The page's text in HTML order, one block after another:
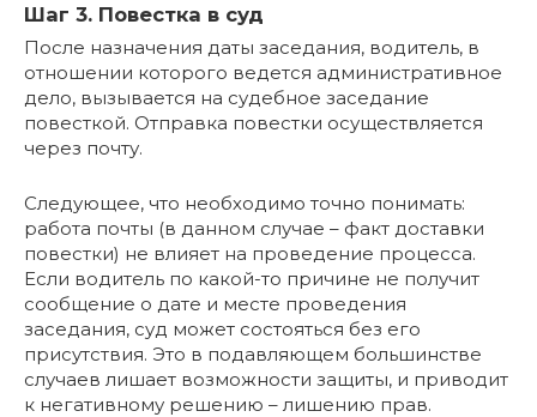
Шаг 3. Повестка в суд
После назначения даты заседания, водитель, в
отношении которого ведется административное
дело, вызывается на судебное заседание
повесткой. Отправка повестки осуществляется
через почту.
Следующее, что необходимо точно понимать:
работа почты (в данном случае – факт доставки
повестки) не влияет на проведение процесса.
Если водитель по какой-то причине не получит
сообщение о дате и месте проведения
заседания, суд может состояться без его
присутствия. Это в подавляющем большинстве
случаев лишает возможности защиты, и приводит
к негативному решению – лишению прав.